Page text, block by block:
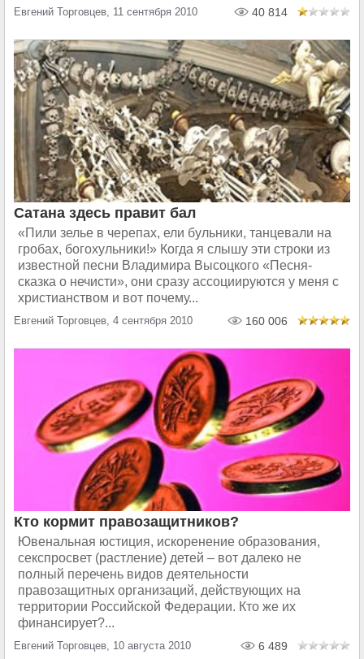
Евгений Торговцев, 11 сентября 2010 40 814
Сатана здесь правит бал
«Пили зелье в черепах, ели бульники, танцевали на
гробах, богохульники!» Когда я слышу эти строки из
известной песни Владимира Высоцкого «Песня-
сказка о нечисти», они сразу ассоциируются у меня с
христианством и вот почему...
Евгений Торговцев, 4 сентября 2010 160 006
Кто кормит правозащитников?
Ювенальная юстиция, искоренение образования,
секспросвет (растление) детей – вот далеко не
полный перечень видов деятельности
правозащитных организаций, действующих на
территории Российской Федерации. Кто же их
финансирует?...
Евгений Торговцев, 10 августа 2010 6 489